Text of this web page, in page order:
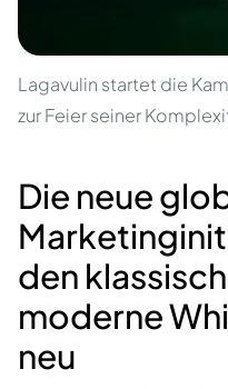
Lagavulin startet die
zur Feier seiner
Die neue
den
moderne
neu